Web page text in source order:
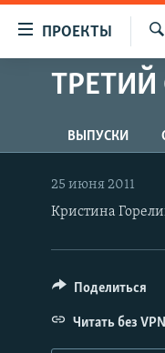
упрощенного
Вернуться
к
основному
содержанию
Вернутся
навигации
Вернутся
ПРОЕКТЫ
ПРОГРАММЫ
АВТОРСКИЕ
ЦИТАТЫ СВОБОДЫ
МНЕНИЯ
КУЛЬТУРА
IDEL.РЕАЛИИ
КАВКАЗ.РЕАЛИИ
СЕВЕР.РЕАЛИИ
ТРЕТИЙ
ВЫПУСКИ
25 июня 2011
Кристина
Поделиться
Читать без VPN